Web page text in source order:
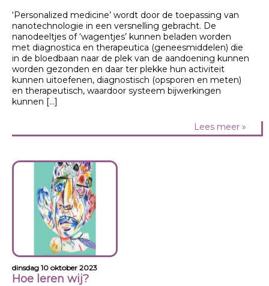
‘Personalized medicine’ wordt door de toepassing van
nanotechnologie in een versnelling gebracht. De
nanodeeltjes of ‘wagentjes’ kunnen beladen worden
met diagnostica en therapeutica (geneesmiddelen) die
in de bloedbaan naar de plek van de aandoening kunnen
worden gezonden en daar ter plekke hun activiteit
kunnen uitoefenen, diagnostisch (opsporen en meten)
en therapeutisch, waardoor systeem bijwerkingen
kunnen […]
Lees meer »
dinsdag 10 oktober 2023
Hoe leren wij?